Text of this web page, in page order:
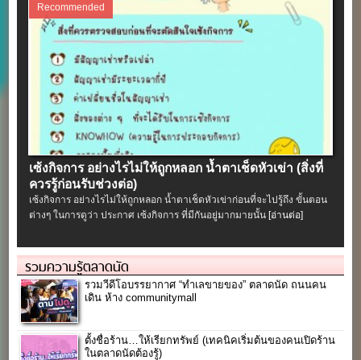
Recommended
เซ้งกิจการ อย่างไรไม่ให้ถูกหลอก น้ำตาเช็ดหัวเข่า (สิ่งที่
ควรรู้ก่อนรับช่วงต่อ)
เซ้งกิจการ อย่างไรไม่ให้ถูกหลอก น้ำตาเช็ดหัวเข่าก่อนที่จะไปรู้ถึง ขั้นตอน
ต่างๆ ในการดูว่า ประกาศ เซ้งกิจการ ที่มีกันอยู่มากมายนั้น[อ่านต่อ]
รวมความรู้ตลาดนัด
รวมวีดีโอบรรยากาศ “ทำเลขายของ” ตลาดนัด ถนนคน
เดิน ห้าง communitymall
ตั้งชื่อร้าน…ให้เรียกทรัพย์ (เทคนิคเริ่มต้นของคนเปิดร้าน
ในตลาดนัดต้องรู้)